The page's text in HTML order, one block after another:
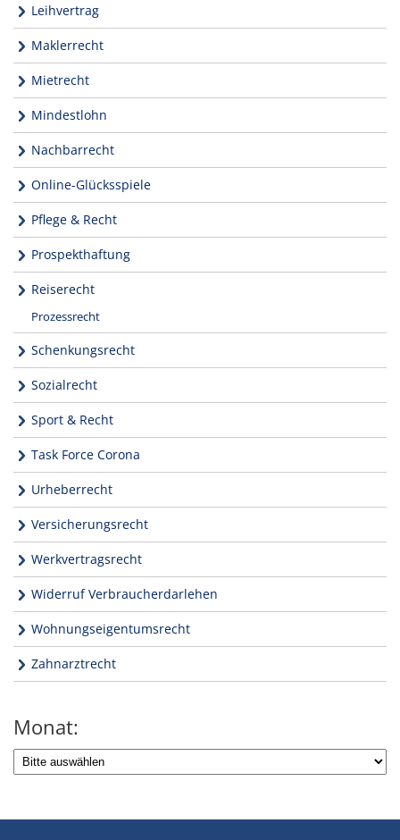
Leihvertrag
Maklerrecht
Mietrecht
Mindestlohn
Nachbarrecht
Online-Glücksspiele
Pflege & Recht
Prospekthaftung
Reiserecht
Prozessrecht
Schenkungsrecht
Sozialrecht
Sport & Recht
Task Force Corona
Urheberrecht
Versicherungsrecht
Werkvertragsrecht
Widerruf Verbraucherdarlehen
Wohnungseigentumsrecht
Zahnarztrecht
Monat: